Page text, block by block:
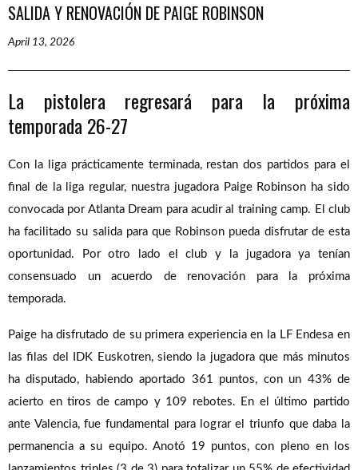
SALIDA Y RENOVACIÓN DE PAIGE ROBINSON
April 13, 2026
La pistolera regresará para la próxima
temporada 26-27
Con la liga prácticamente terminada, restan dos partidos para el
final de la liga regular, nuestra jugadora Paige Robinson ha sido
convocada por Atlanta Dream para acudir al training camp. El club
ha facilitado su salida para que Robinson pueda disfrutar de esta
oportunidad. Por otro lado el club y la jugadora ya tenían
consensuado un acuerdo de renovación para la próxima
temporada.
Paige ha disfrutado de su primera experiencia en la LF Endesa en
las filas del IDK Euskotren, siendo la jugadora que más minutos
ha disputado, habiendo aportado 361 puntos, con un 43% de
acierto en tiros de campo y 109 rebotes. En el último partido
ante Valencia, fue fundamental para lograr el triunfo que daba la
permanencia a su equipo. Anotó 19 puntos, con pleno en los